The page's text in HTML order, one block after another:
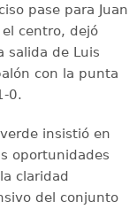
pase para Juan
centro, dejó
salida de Luis
con la punta
0.
insistió en
oportunidades
claridad
del conjunto